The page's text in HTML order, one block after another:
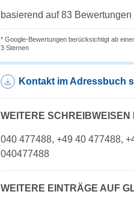
basierend auf 83 Bewertungen
* Google-Bewertungen berücksichtigt ab
3 Sternen
Kontakt im Adressbuch
WEITERE SCHREIBWEISEN
040 477488, +49 40 477488,
040477488
WEITERE EINTRÄGE AUF